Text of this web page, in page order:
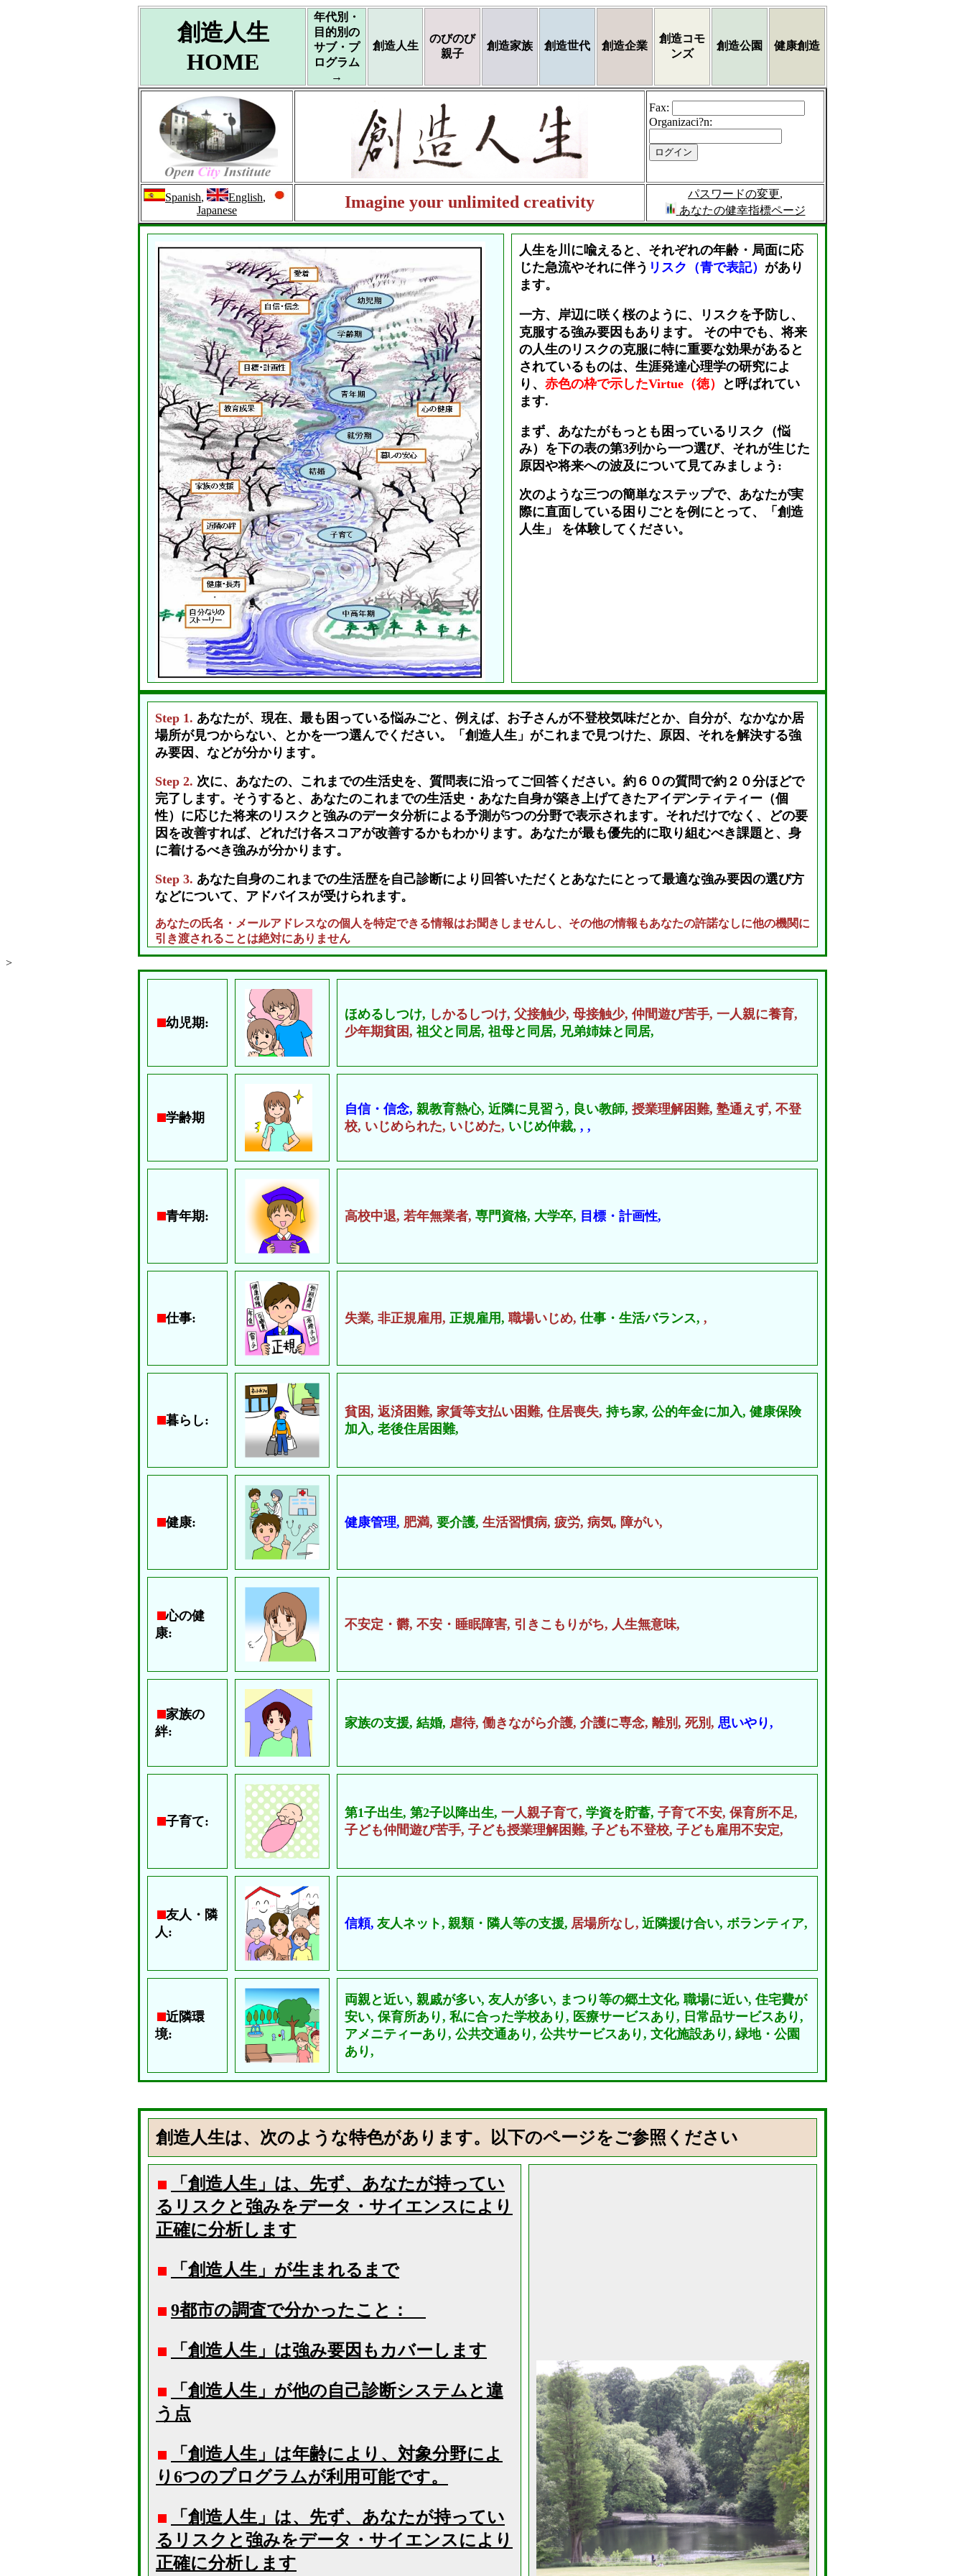
創造人生
HOME
年代別・
目的別の
サブ・プ
ログラム
→
創造人生
のびのび
親子
創造家族 創造世代 創造企業
創造コモ
ンズ
創造公園 健康創造
Fax:
Organizaci?n:
Spanish, English,
Japanese
Imagine your unlimited creativity パスワードの変更,
あなたの健幸指標ページ
人生を川に喩えると、それぞれの年齢・局面に応
じた急流やそれに伴う リスク（青で表記） があり
ます。
一方、岸辺に咲く桜のように、リスクを予防し、
克服する強み要因もあります。 その中でも、将来
の人生のリスクの克服に特に重要な効果があると
されているものは、生涯発達心理学の研究によ
り、 赤色の枠で示したVirtue（徳）
と呼ばれてい
ます.
まず、あなたがもっとも困っているリスク（悩
み）を下の表の第3列から一つ選び、それが生じた
原因や将来への波及について見てみましょう:
次のような三つの簡単なステップで、あなたが実
際に直面している困りごとを例にとって、「創造
人生」 を体験してください。
Step 1. あなたが、現在、最も困っている悩みごと、例えば、お子さんが不登校気味だとか、自分が、なかなか居
場所が見つからない、とかを一つ選んでください。「創造人生」がこれまで見つけた、原因、それを解決する強
み要因、などが分かります。
Step 2. 次に、あなたの、これまでの生活史を、質問表に沿ってご回答ください。約６０の質問で約２０分ほどで
完了します。そうすると、あなたのこれまでの生活史・あなた自身が築き上げてきたアイデンティティー（個
性）に応じた将来のリスクと強みのデータ分析による予測が5つの分野で表示されます。それだけでなく、どの要
因を改善すれば、どれだけ各スコアが改善するかもわかります。あなたが最も優先的に取り組むべき課題と、身
に着けるべき強みが分かります。
Step 3. あなた自身のこれまでの生活歴を自己診断により回答いただくとあなたにとって最適な強み要因の選び方
などについて、アドバイスが受けられます。
あなたの氏名・メールアドレスなの個人を特定できる情報はお聞きしませんし、その他の情報もあなたの許諾なしに他の機関に
引き渡されることは絶対にありません
>
幼児期:
ほめるしつけ, しかるしつけ, 父接触少, 母接触少, 仲間遊び苦手, 一人親に養育,
少年期貧困, 祖父と同居, 祖母と同居, 兄弟姉妹と同居,
学齢期
自信・信念, 親教育熱心, 近隣に見習う, 良い教師, 授業理解困難, 塾通えず, 不登
校, いじめられた, いじめた, いじめ仲裁, , ,
青年期: 高校中退, 若年無業者, 専門資格, 大学卒, 目標・計画性,
仕事: 失業, 非正規雇用, 正規雇用, 職場いじめ,仕事・生活バランス, ,
暮らし:
貧困, 返済困難, 家賃等支払い困難,住居喪失, 持ち家, 公的年金に加入, 健康保険
加入, 老後住居困難,
健康: 健康管理, 肥満, 要介護, 生活習慣病, 疲労, 病気, 障がい,
心の健
康:
不安定・欝, 不安・睡眠障害, 引きこもりがち, 人生無意味,
家族の
絆:
家族の支援, 結婚, 虐待, 働きながら介護, 介護に専念, 離別, 死別, 思いやり,
子育て:
第1子出生, 第2子以降出生, 一人親子育て, 学資を貯蓄, 子育て不安, 保育所不足,
子ども仲間遊び苦手, 子ども授業理解困難, 子ども不登校, 子ども雇用不安定,
友人・隣
人:
信頼, 友人ネット, 親類・隣人等の支援, 居場所なし, 近隣援け合い, ボランティア,
近隣環
境:
両親と近い, 親戚が多い, 友人が多い, まつり等の郷土文化, 職場に近い,住宅費が
安い, 保育所あり, 私に合った学校あり, 医療サービスあり, 日常品サービスあり,
アメニティーあり, 公共交通あり, 公共サービスあり, 文化施設あり, 緑地・公園
あり,
創造人生は、次のような特色があります。以下のページをご参照ください
「創造人生」は、先ず、あなたが持ってい
るリスクと強みをデータ・サイエンスにより
正確に分析します
「創造人生」が生まれるまで
9都市の調査で分かったこと：
「創造人生」は強み要因もカバーします
「創造人生」が他の自己診断システムと違
う点
「創造人生」は年齢により、対象分野によ
り6つのプログラムが利用可能です。
「創造人生」は、先ず、あなたが持ってい
るリスクと強みをデータ・サイエンスにより
正確に分析します